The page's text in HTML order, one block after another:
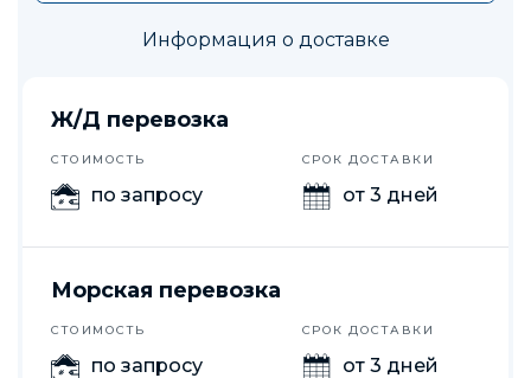
Информация о доставке
Ж/Д перевозка
СТОИМОСТЬ
по запросу
СРОК ДОСТАВКИ
от 3 дней
Морская перевозка
СТОИМОСТЬ
по запросу
СРОК ДОСТАВКИ
от 3 дней